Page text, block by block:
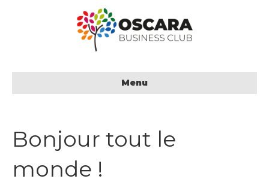
Menu
Bonjour tout le
monde !